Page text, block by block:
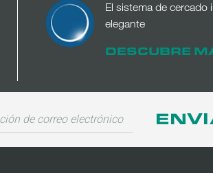
El sistema de cercado
elegante
DESCUBRE